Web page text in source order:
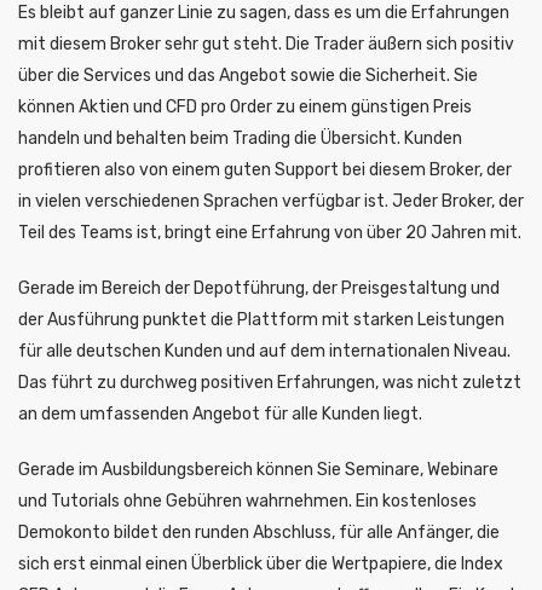
Es bleibt auf ganzer Linie zu sagen, dass es um die Erfahrungen
mit diesem Broker sehr gut steht. Die Trader äußern sich positiv
über die Services und das Angebot sowie die Sicherheit. Sie
können Aktien und CFD pro Order zu einem günstigen Preis
handeln und behalten beim Trading die Übersicht. Kunden
profitieren also von einem guten Support bei diesem Broker, der
in vielen verschiedenen Sprachen verfügbar ist. Jeder Broker, der
Teil des Teams ist, bringt eine Erfahrung von über 20 Jahren mit.
Gerade im Bereich der Depotführung, der Preisgestaltung und
der Ausführung punktet die Plattform mit starken Leistungen
für alle deutschen Kunden und auf dem internationalen Niveau.
Das führt zu durchweg positiven Erfahrungen, was nicht zuletzt
an dem umfassenden Angebot für alle Kunden liegt.
Gerade im Ausbildungsbereich können Sie Seminare, Webinare
und Tutorials ohne Gebühren wahrnehmen. Ein kostenloses
Demokonto bildet den runden Abschluss, für alle Anfänger, die
sich erst einmal einen Überblick über die Wertpapiere, die Index